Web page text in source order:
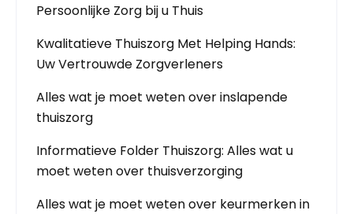
Persoonlijke Zorg bij u Thuis
Kwalitatieve Thuiszorg Met Helping Hands:
Uw Vertrouwde Zorgverleners
Alles wat je moet weten over inslapende
thuiszorg
Informatieve Folder Thuiszorg: Alles wat u
moet weten over thuisverzorging
Alles wat je moet weten over keurmerken in